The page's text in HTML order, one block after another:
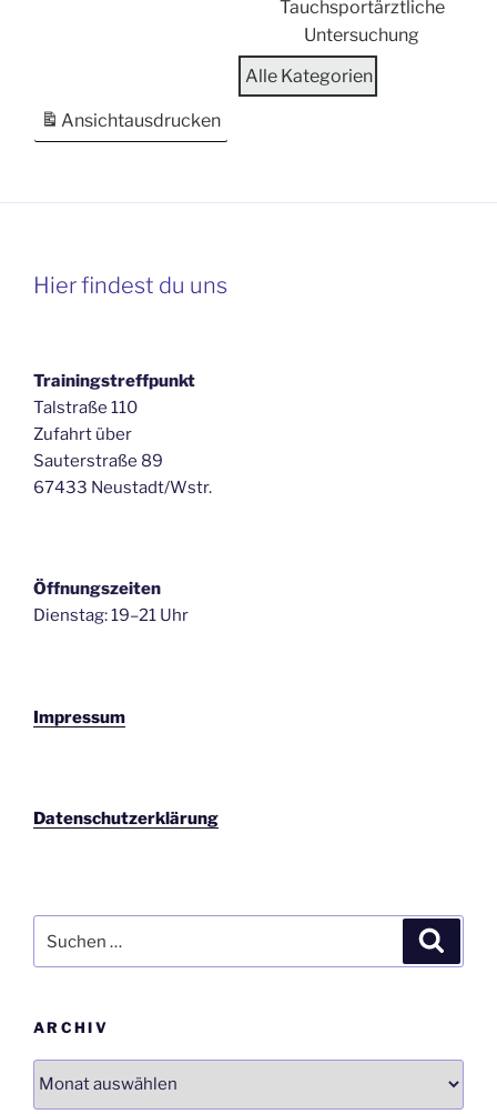
Tauchsportärztliche
Untersuchung
Alle Kategorien
Ansichtausdrucken
Hier findest du uns
Trainingstreffpunkt
Talstraße 110
Zufahrt über
Sauterstraße 89
67433 Neustadt/Wstr.
Öffnungszeiten
Dienstag: 19–21 Uhr
Impressum
Datenschutzerklärung
nach:
ARCHIV
Archiv